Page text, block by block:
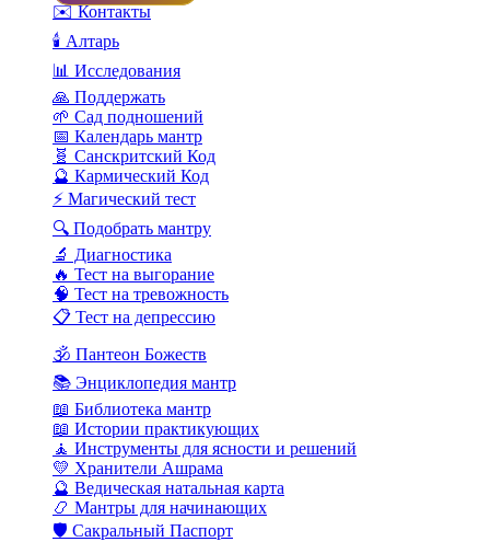
✉️ Контакты
🕯️ Алтарь
📊 Исследования
🙏 Поддержать
🌱 Сад подношений
📅 Календарь мантр
🧬 Санскритский Код
🔮 Кармический Код
⚡ Магический тест
🔍 Подобрать мантру
🔬 Диагностика
🔥 Тест на выгорание
🧠 Тест на тревожность
📋 Тест на депрессию
🕉️ Пантеон Божеств
📚 Энциклопедия мантр
📖 Библиотека мантр
📖 Истории практикующих
🧘 Инструменты для ясности и решений
💛 Хранители Ашрама
🔮 Ведическая натальная карта
📿 Мантры для начинающих
🛡️ Сакральный Паспорт